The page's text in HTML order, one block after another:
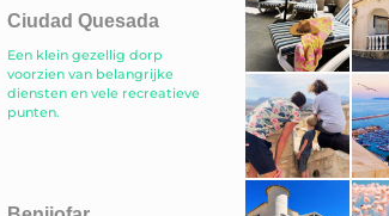
Ciudad Quesada
Een klein gezellig dorp
voorzien van belangrijke
diensten en vele recreatieve
punten.